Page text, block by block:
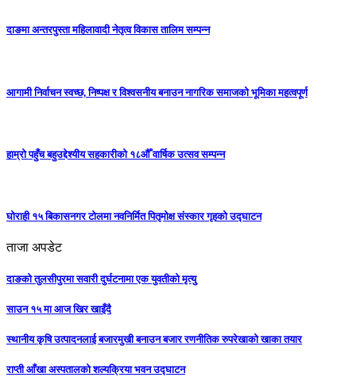
दाङमा अन्तरपुस्ता महिलावादी नेतृत्व विकास तालिम सम्पन्न
आगामी निर्वाचन स्वच्छ, निष्पक्ष र विश्वसनीय बनाउन नागरिक समाजको भूमिका महत्वपूर्ण
हाम्रो पहुँच बहुउद्देश्यीय सहकारीको १८औँ वार्षिक उत्सव सम्पन्न
घोराही १५ बिकासनगर टोलमा नवनिर्मित पितृमोक्ष संस्कार गृहको उद्घाटन
ताजा अपडेट
दाङको तुलसीपुरमा सवारी दुर्घटनामा एक युवतीको मृत्यु
साउन १५ मा आज खिर खाइँदै
स्थानीय कृषि उत्पादनलाई बजारमुखी बनाउन बजार रणनीतिक रुपरेखाको खाका तयार
राप्ती आँखा अस्पतालको शल्यक्रिया भवन उद्घाटन